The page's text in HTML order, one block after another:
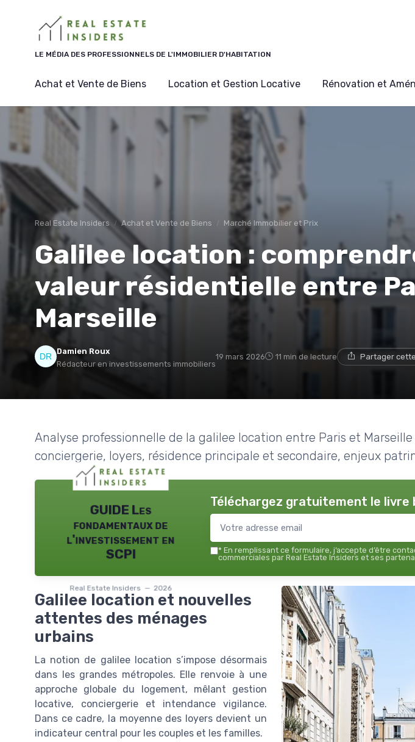
LE MÉDIA DES PROFESSIONNELS DE L'IMMOBILIER D'HABITATION
Achat et Vente de Biens Location et Gestion Locative Rénovation et
Real Estate Insiders Achat et Vente de Biens Marché Immobilier et Prix
Galilee location :
valeur résidentielle entre
Marseille
Damien Roux
Rédacteur en investissements immobiliers
19 mars 2026 11 min de lecture Partager
Analyse professionnelle de la galilee location entre Paris et
conciergerie, loyers, résidence principale et secondaire, enjeux
GUIDE Les
fondamentaux de
l'investissement en
SCPI
Real Estate Insiders — 2026
Téléchargez gratuitement le livre
* En remplissant ce formulaire, j’accepte d’être
commerciales par Real Estate Insiders et ses
Galilee location et nouvelles
attentes des ménages
urbains
La notion de galilee location s’impose désormais
dans les grandes métropoles. Elle renvoie à une
approche globale du logement, mêlant gestion
locative, conciergerie et intendance vigilance.
Dans ce cadre, la moyenne des loyers devient un
indicateur central pour les couples et les familles.